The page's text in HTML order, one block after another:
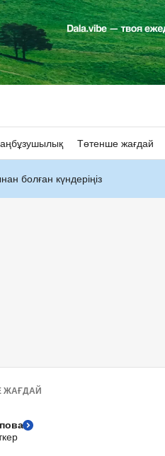
Төтенше жағдай
болған күндеріңіз
ЖАҒДАЙ